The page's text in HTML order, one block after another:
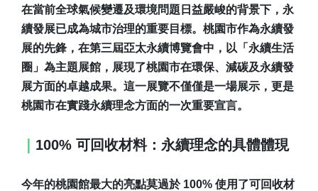
在當前全球氣候變遷及環境問題日益嚴峻的背景下，永
續發展已成為城市治理的重要目標。桃園市作為永續發
展的先鋒，在第三屆亞太永續博覽會中，以「永續生活
圈」為主題展館，展現了桃園市在環保、減碳及永續發
展方面的卓越成果。這一展覽不僅僅是一場展示，更是
桃園市在實踐永續理念方面的一次重要宣言。
｜ 100% 可回收材料：永續理念的具體體現
今年的桃園館最大的亮點莫過於 100% 使用了可回收材